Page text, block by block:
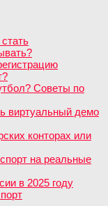
Советы по
виртуальный демо
конторах или
на реальные
в 2025 году